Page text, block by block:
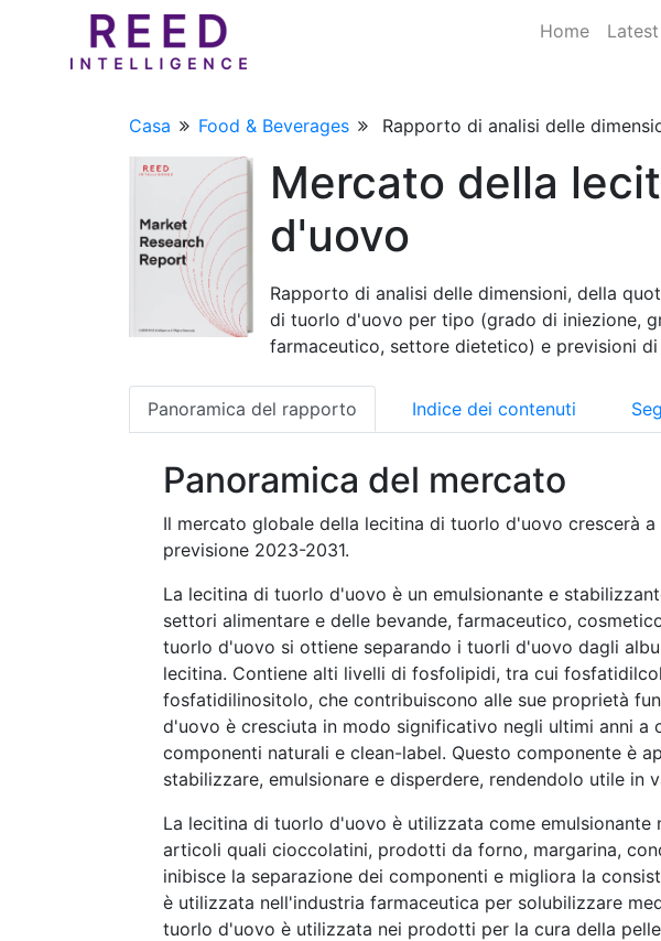
Home
Casa Food & Beverages Rapporto di analisi delle
Mercato della
d'uovo
Rapporto di analisi delle dimensioni, della
di tuorlo d'uovo per tipo (grado di iniezione,
farmaceutico, settore dietetico) e previsioni
Panoramica del rapporto Indice dei contenuti
Panoramica del mercato
Il mercato globale della lecitina di tuorlo d'uovo crescerà a
previsione 2023-2031.
La lecitina di tuorlo d'uovo è un emulsionante e
settori alimentare e delle bevande, farmaceutico,
tuorlo d'uovo si ottiene separando i tuorli d'uovo dagli
lecitina. Contiene alti livelli di fosfolipidi, tra cui
fosfatidilinositolo, che contribuiscono alle sue proprietà
d'uovo è cresciuta in modo significativo negli ultimi anni a
componenti naturali e clean-label. Questo componente è
stabilizzare, emulsionare e disperdere, rendendolo utile in
La lecitina di tuorlo d'uovo è utilizzata come emulsionante
articoli quali cioccolatini, prodotti da forno, margarina,
inibisce la separazione dei componenti e migliora la
è utilizzata nell'industria farmaceutica per solubilizzare
tuorlo d'uovo è utilizzata nei prodotti per la cura della